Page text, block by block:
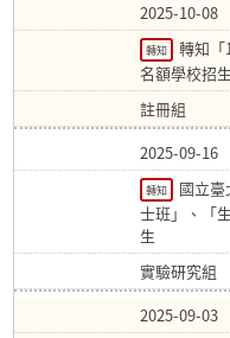
2025-10-08
轉知
轉知「
名額學校招
註冊組
2025-09-16
轉知
國立
士班」、「
生
實驗研究組
2025-09-03